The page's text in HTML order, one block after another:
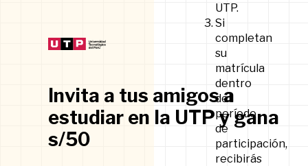
Invita a tus amigos a
estudiar en la UTP y gana
s/50
UTP.
Si
completan
su
matrícula
dentro
del
período
de
participación,
recibirás